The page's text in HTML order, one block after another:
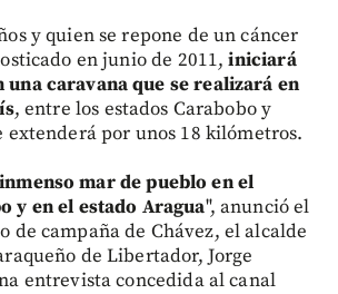
y quien se repone de un cáncer
en junio de 2011, iniciará
una caravana que se realizará en
, entre los estados Carabobo y
extenderá por unos 18 kilómetros.
mar de pueblo en el
y en el estado Aragua", anunció el
de campaña de Chávez, el alcalde
de Libertador, Jorge
entrevista concedida al canal